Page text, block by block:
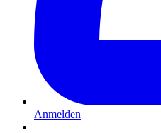
Anmelden